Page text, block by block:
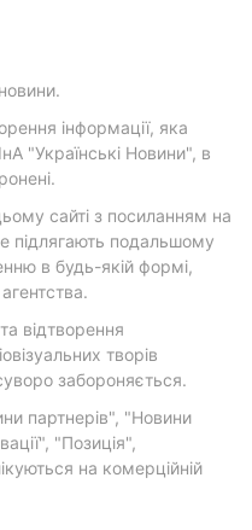
інформації, яка
"Українські Новини", в
сайті з посиланням на
підлягають подальшому
в будь-якій формі,
відтворення
творів
забороняється.
партнерів", "Новини
"Позиція",
на комерційній